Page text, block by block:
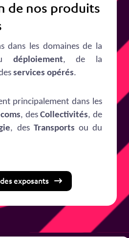
de nos produits
dans les domaines de la
déploiement, de la
services opérés.
principalement dans les
, desCollectivités, de
, des Transports ou du
exposants